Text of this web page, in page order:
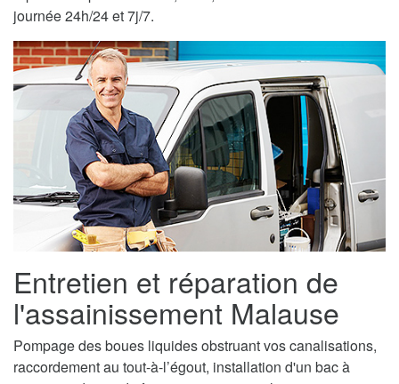
journée 24h/24 et 7j/7.
Entretien et réparation de
l'assainissement Malause
Pompage des boues liquides obstruant vos canalisations,
raccordement au tout-à-l’égout, installation d'un bac à